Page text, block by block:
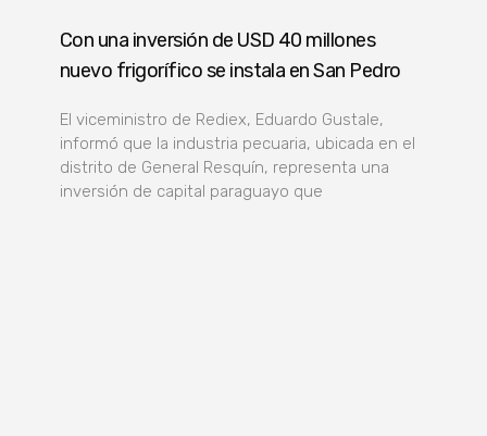
Con una inversión de USD 40 millones
nuevo frigorífico se instala en San Pedro
El viceministro de Rediex, Eduardo Gustale,
informó que la industria pecuaria, ubicada en el
distrito de General Resquín, representa una
inversión de capital paraguayo que